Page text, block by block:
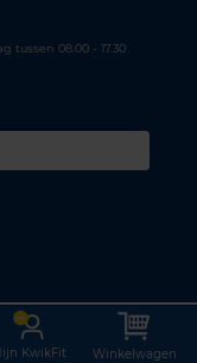
tussen 08.00 - 17.30
KwikFit Winkelwagen